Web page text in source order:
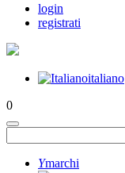
login
registrati
italiano
0
Ymarchi